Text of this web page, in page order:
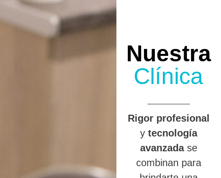
Nuestra
Clínica
Rigor profesional
y tecnología
avanzadase
combinan para